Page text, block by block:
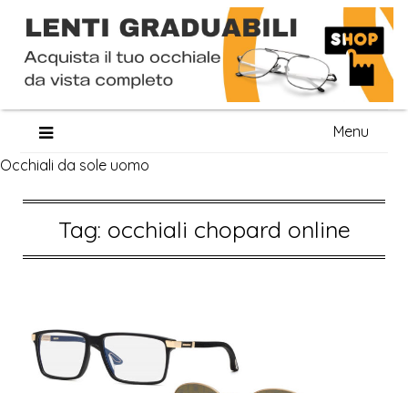
content
Menu
Occhiali da sole uomo
Tag: occhiali chopard online